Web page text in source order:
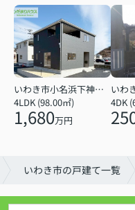
いわき市小名浜下神白字館ノ腰
4LDK (98.00㎡)
1,680万円
4DK
いわき市の戸建て一覧